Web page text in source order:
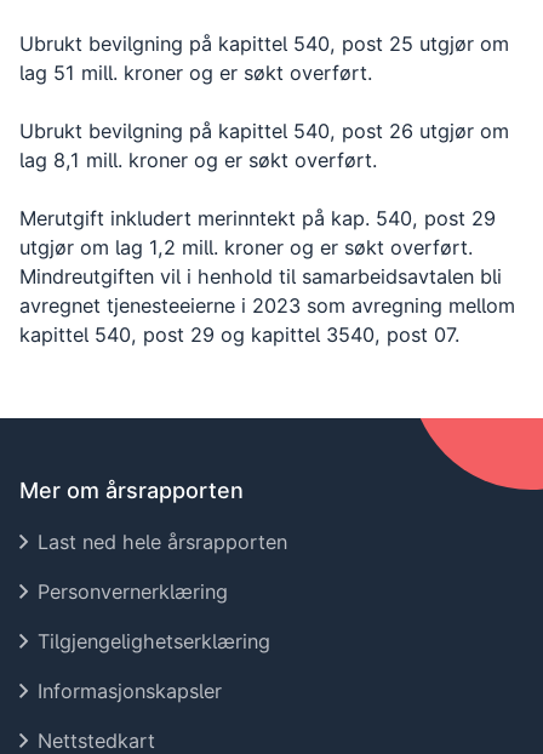
Ubrukt bevilgning på kapittel 540, post 25 utgjør om
lag 51 mill. kroner og er søkt overført.
Ubrukt bevilgning på kapittel 540, post 26 utgjør om
lag 8,1 mill. kroner og er søkt overført.
Merutgift inkludert merinntekt på kap. 540, post 29
utgjør om lag 1,2 mill. kroner og er søkt overført.
Mindreutgiften vil i henhold til samarbeidsavtalen bli
avregnet tjenesteeierne i 2023 som avregning mellom
kapittel 540, post 29 og kapittel 3540, post 07.
Mer om årsrapporten
Last ned hele årsrapporten
Personvernerklæring
Tilgjengelighetserklæring
Informasjonskapsler
Nettstedkart